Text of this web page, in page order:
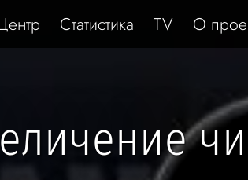
Статистика TV О